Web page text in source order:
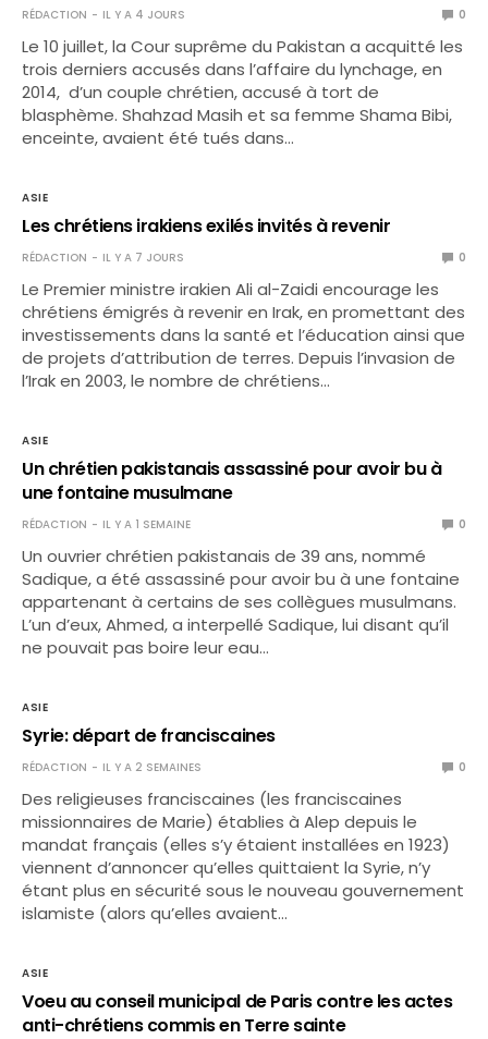
RÉDACTION IL Y A 4 JOURS 0
Le 10 juillet, la Cour suprême du Pakistan a acquitté les
trois derniers accusés dans l’affaire du lynchage, en
2014, d’un couple chrétien, accusé à tort de
blasphème. Shahzad Masih et sa femme Shama Bibi,
enceinte, avaient été tués dans…
ASIE
Les chrétiens irakiens exilés invités à revenir
RÉDACTION IL Y A 7 JOURS 0
Le Premier ministre irakien Ali al-Zaidi encourage les
chrétiens émigrés à revenir en Irak, en promettant des
investissements dans la santé et l’éducation ainsi que
de projets d’attribution de terres. Depuis l’invasion de
l’Irak en 2003, le nombre de chrétiens…
ASIE
Un chrétien pakistanais assassiné pour avoir bu à
une fontaine musulmane
RÉDACTION IL Y A 1 SEMAINE 0
Un ouvrier chrétien pakistanais de 39 ans, nommé
Sadique, a été assassiné pour avoir bu à une fontaine
appartenant à certains de ses collègues musulmans.
L’un d’eux, Ahmed, a interpellé Sadique, lui disant qu’il
ne pouvait pas boire leur eau…
ASIE
Syrie: départ de franciscaines
RÉDACTION IL Y A 2 SEMAINES 0
Des religieuses franciscaines (les franciscaines
missionnaires de Marie) établies à Alep depuis le
mandat français (elles s’y étaient installées en 1923)
viennent d’annoncer qu’elles quittaient la Syrie, n’y
étant plus en sécurité sous le nouveau gouvernement
islamiste (alors qu’elles avaient…
ASIE
Voeu au conseil municipal de Paris contre les actes
anti-chrétiens commis en Terre sainte